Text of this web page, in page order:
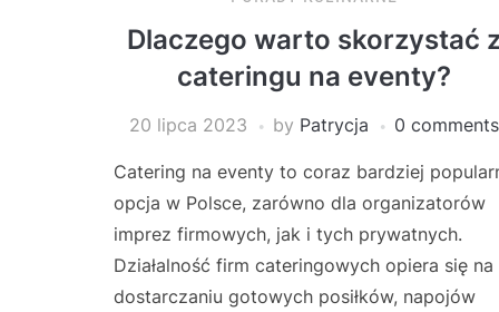
Dlaczego warto skorzystać
cateringu na eventy?
20 lipca 2023 by Patrycja 0 comments
Catering na eventy to coraz bardziej
opcja w Polsce, zarówno dla organizatorów
imprez firmowych, jak i tych prywatnych.
Działalność firm cateringowych opiera się na
dostarczaniu gotowych posiłków, napojów